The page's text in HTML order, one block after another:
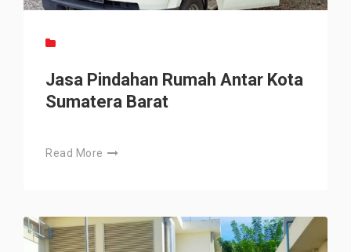
Jasa Pindahan Rumah Antar Kota
Sumatera Barat
Read More